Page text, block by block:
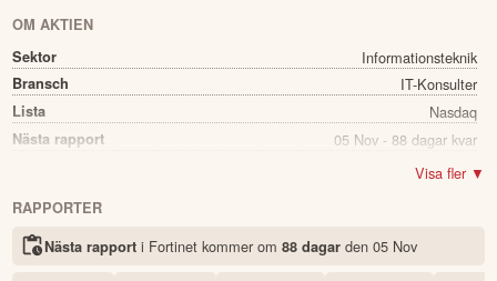
OM AKTIEN
Sektor
Informationsteknik
Bransch IT-Konsulter
Lista Nasdaq
Nästa rapport 05 Nov - 88 dagar kvar
Fortinet
Land
Visa fler ▼
RAPPORTER
Nästa rapport i Fortinet kommer om 88 dagarden 05 Nov